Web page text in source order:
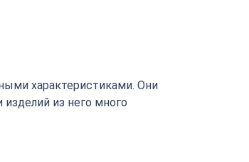
характеристиками. Они
из него много